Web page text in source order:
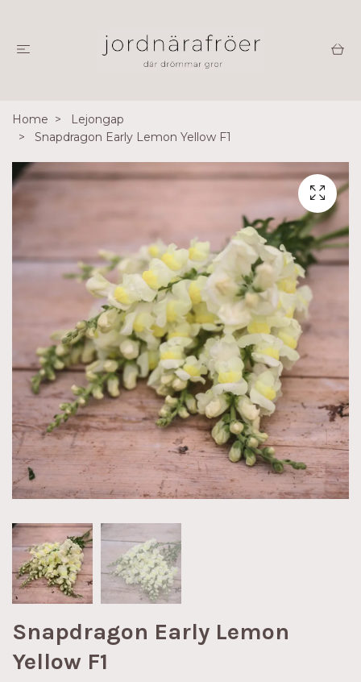
Home
Lejongap
Snapdragon Early Lemon Yellow F1
Snapdragon Early Lemon
Yellow F1